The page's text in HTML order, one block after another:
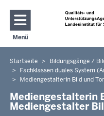
Direkt
Menü
Navigation aktivieren/
Sie
befinden
hier
Startseite
Bildungsgänge /
Fachklassen duales System
Mediengestalterin Bild und
Mediengestalterin
Mediengestalter